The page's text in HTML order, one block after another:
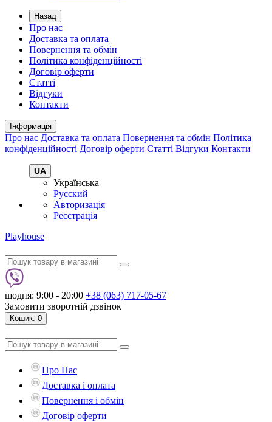
Назад
Про нас
Доставка та оплата
Повернення та обмін
Політика конфіденційності
Договір оферти
Статті
Відгуки
Контакти
Інформація
Про нас Доставка та оплата Повернення та обмін Політика
конфіденційності Договір оферти Статті Відгуки Контакти
UA
Українська
Русский
Авторизація
Реєстрація
Playhouse
щодня: 9:00 - 20:00 +38 (063) 717-05-67
Замовити зворотній дзвінок
Кошик: 0
Про Нас
Доставка і оплата
Повернення і обмін
Договір оферти